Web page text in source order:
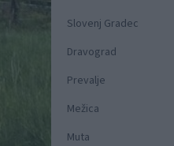
Slovenj Gradec
Dravograd
Prevalje
Mežica
Muta